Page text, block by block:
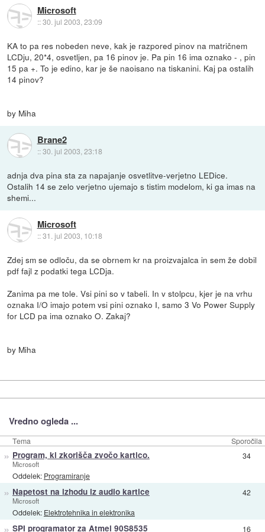
Microsoft
::30. jul 2003, 23:09
KA to pa res nobeden neve, kak je razpored pinov na matričnem
LCDju, 20*4, osvetljen, pa 16 pinov je. Pa pin 16 ima oznako - , pin
15 pa +. To je edino, kar je še naoisano na tiskanini. Kaj pa ostalih
14 pinov?
by Miha
Brane2
::30. jul 2003, 23:18
adnja dva pina sta za napajanje osvetlitve-verjetno LEDice.
Ostalih 14 se zelo verjetno ujemajo s tistim modelom, ki ga imas na
shemi...
Microsoft
::31. jul 2003, 10:18
Zdej sm se odloču, da se obrnem kr na proizvajalca in sem že dobil
pdf fajl z podatki tega LCDja.
Zanima pa me tole. Vsi pini so v tabeli. In v stolpcu, kjer je na vrhu
oznaka I/O imajo potem vsi pini oznako I, samo 3 Vo Power Supply
for LCD pa ima oznako O. Zakaj?
by Miha
Vredno ogleda ...
Tema Sporočila
» Program, ki zkorišča zvočo kartico.
Microsoft
Oddelek: Programiranje
34
» Napetost na izhodu iz audio kartice
Microsoft
Oddelek: Elektrotehnika in elektronika
42
» SPI programator za Atmel 90S8535 16